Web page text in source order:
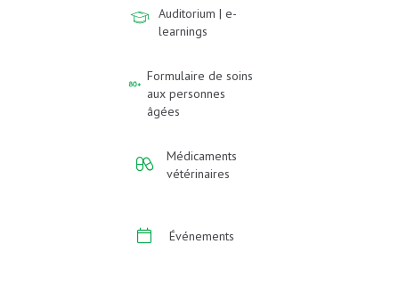
Auditorium | e-
learnings
Formulaire de soins
aux personnes
âgées
Médicaments
vétérinaires
Événements